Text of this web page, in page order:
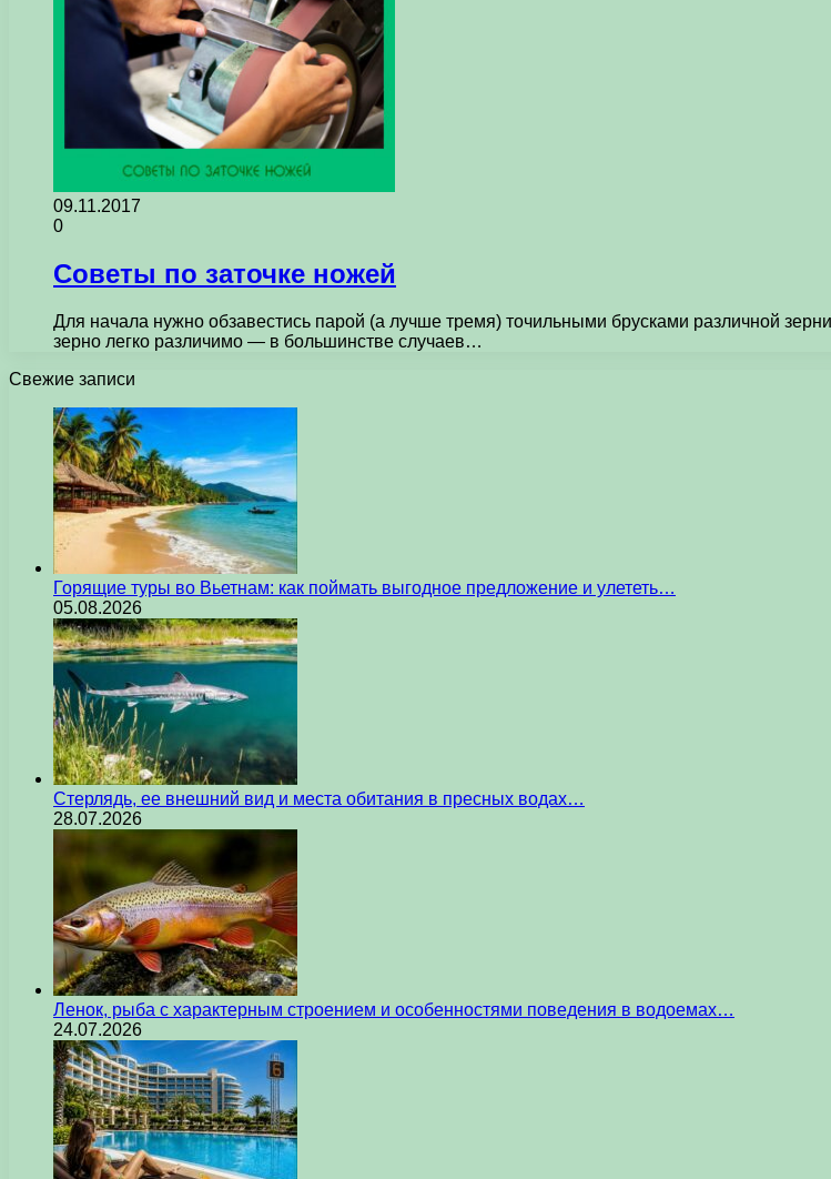
09.11.2017
0
Советы по заточке ножей
Для начала нужно обзавестись парой (а лучше тремя) точильными брусками различной
зерно легко различимо — в большинстве случаев…
Свежие записи
Горящие туры во Вьетнам: как поймать выгодное предложение и улететь…
05.08.2026
Стерлядь, ее внешний вид и места обитания в пресных водах…
28.07.2026
Ленок, рыба с характерным строением и особенностями поведения в водоемах…
24.07.2026